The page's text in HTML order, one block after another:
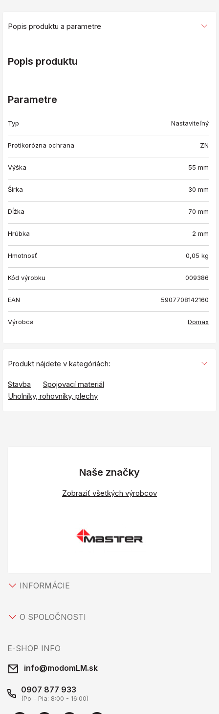
Popis produktu a parametre
Popis produktu
Parametre
Typ Nastaviteľný
Protikorózna ochrana ZN
Výška 55 mm
Šírka 30 mm
Dĺžka 70 mm
Hrúbka 2 mm
Hmotnosť 0,05 kg
Kód výrobku 009386
EAN 5907708142160
Výrobca Domax
Produkt nájdete v kategóriách:
Stavba
Spojovací materiál
Uholníky, rohovníky, plechy
Naše značky
Zobraziť všetkých výrobcov
INFORMÁCIE
O SPOLOČNOSTI
E-SHOP INFO
info@modomLM.sk
0907 877 933
(Po - Pia: 8:00 - 16:00)